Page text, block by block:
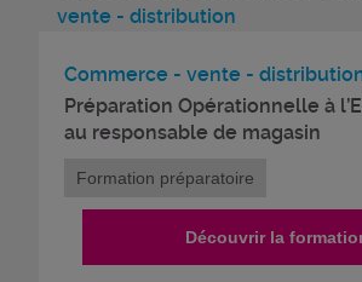
vente - distribution
Commerce - vente -
Préparation Opérationnelle à
au responsable de magasin
Formation préparatoire
Découvrir la